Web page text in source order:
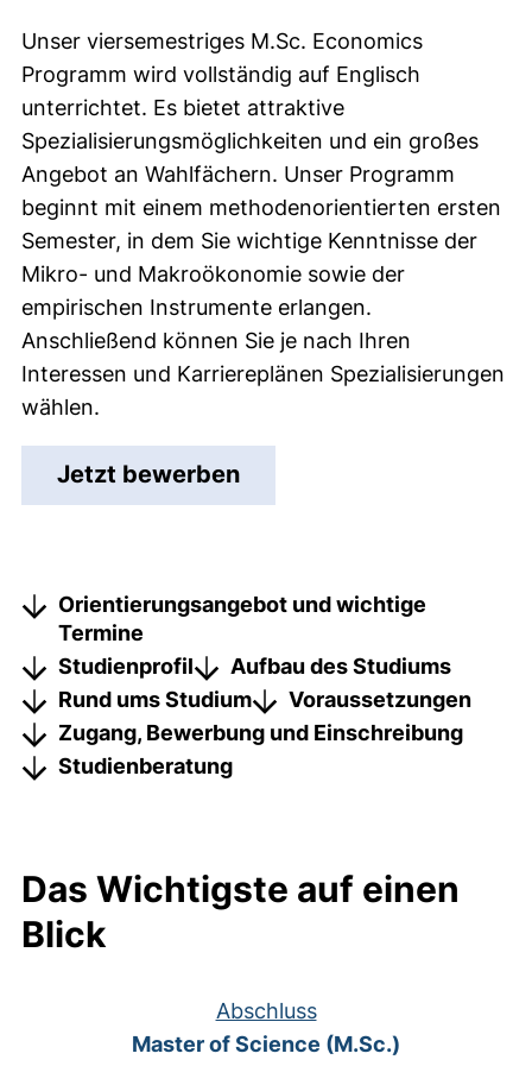
Unser viersemestriges M.Sc. Economics
Programm wird vollständig auf Englisch
unterrichtet. Es bietet attraktive
Spezialisierungsmöglichkeiten und ein großes
Angebot an Wahlfächern. Unser Programm
beginnt mit einem methodenorientierten ersten
Semester, in dem Sie wichtige Kenntnisse der
Mikro- und Makroökonomie sowie der
empirischen Instrumente erlangen.
Anschließend können Sie je nach Ihren
Interessen und Karriereplänen Spezialisierungen
wählen.
Jetzt bewerben(externer Link, öffnet
Orientierungsangebot und wichtige
Termine
Studienprofil
Aufbau des Studiums
Rund ums Studium
Voraussetzungen
Zugang, Bewerbung und Einschreibung
Studienberatung
Das Wichtigste auf einen
Blick
Abschluss
Master of Science (M.Sc.)